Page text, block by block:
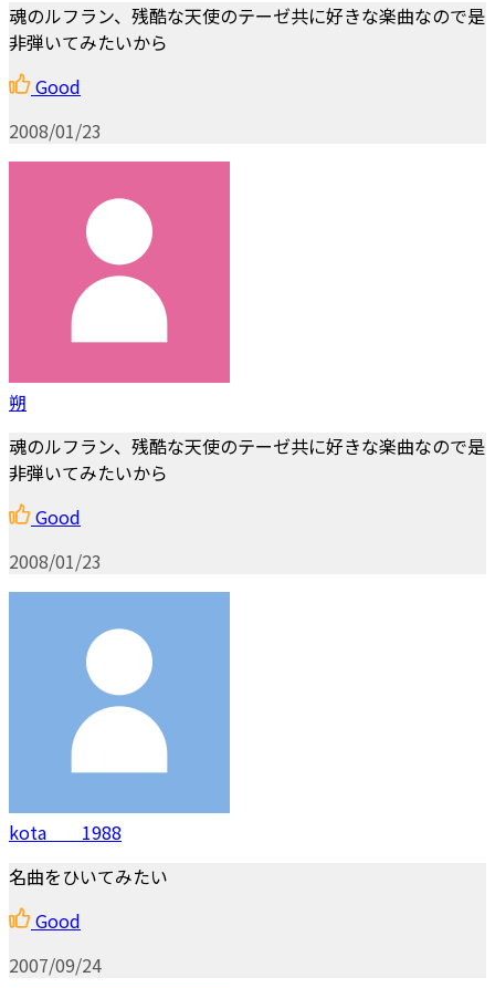
魂のルフラン、残酷な天使のテーゼ共に好きな楽曲なので是
非弾いてみたいから
Good
2008/01/23
朔
魂のルフラン、残酷な天使のテーゼ共に好きな楽曲なので是
非弾いてみたいから
Good
2008/01/23
kota 1988
名曲をひいてみたい
Good
2007/09/24